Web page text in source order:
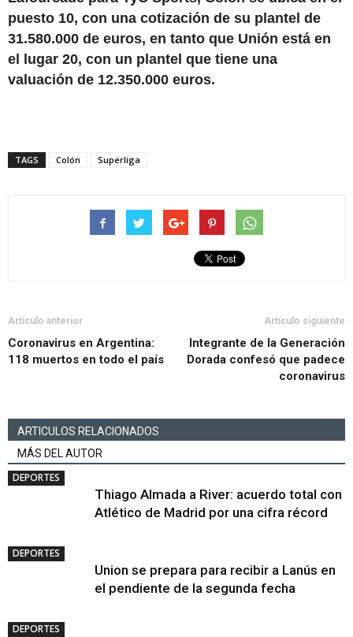
puesto 10, con una cotización de su plantel de
31.580.000 de euros, en tanto que Unión está en
el lugar 20, con un plantel que tiene una
valuación de 12.350.000 euros.
TAGS Colón Superliga
Artículo anterior
Coronavirus en Argentina:
118 muertos en todo el país
Artículo siguiente
Integrante de la Generación
Dorada confesó que padece
coronavirus
ARTICULOS RELACIONADOS
MÁS DEL AUTOR
DEPORTES
Thiago Almada a River: acuerdo total con
Atlético de Madrid por una cifra récord
DEPORTES
Union se prepara para recibir a Lanús en
el pendiente de la segunda fecha
DEPORTES